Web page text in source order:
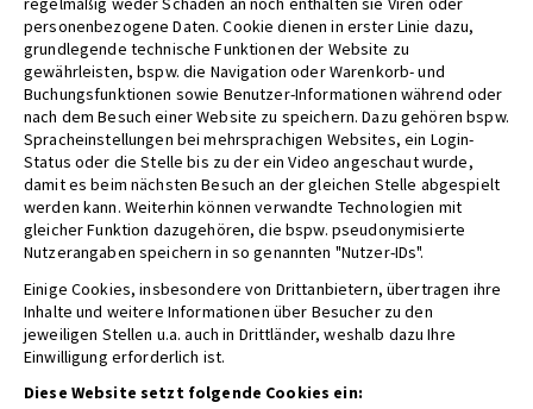
personenbezogene Daten. Cookie dienen in erster Linie dazu,
grundlegende technische Funktionen der Website zu
gewährleisten, bspw. die Navigation oder Warenkorb- und
Buchungsfunktionen sowie Benutzer-Informationen während oder
nach dem Besuch einer Website zu speichern. Dazu gehören bspw.
Spracheinstellungen bei mehrsprachigen Websites, ein Login-
Status oder die Stelle bis zu der ein Video angeschaut wurde,
damit es beim nächsten Besuch an der gleichen Stelle abgespielt
werden kann. Weiterhin können verwandte Technologien mit
gleicher Funktion dazugehören, die bspw. pseudonymisierte
Nutzerangaben speichern in so genannten "Nutzer-IDs".
Einige Cookies, insbesondere von Drittanbietern, übertragen ihre
Inhalte und weitere Informationen über Besucher zu den
jeweiligen Stellen u.a. auch in Drittländer, weshalb dazu Ihre
Einwilligung erforderlich ist.
Diese Website setzt folgende Cookies ein: